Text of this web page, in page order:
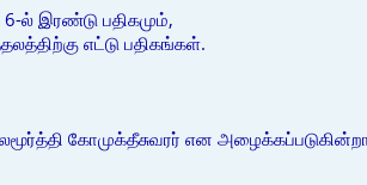
ல் இரண்டு பதிகமும்,
எட்டு பதிகங்கள்.
கோமுக்தீசுவரர் என